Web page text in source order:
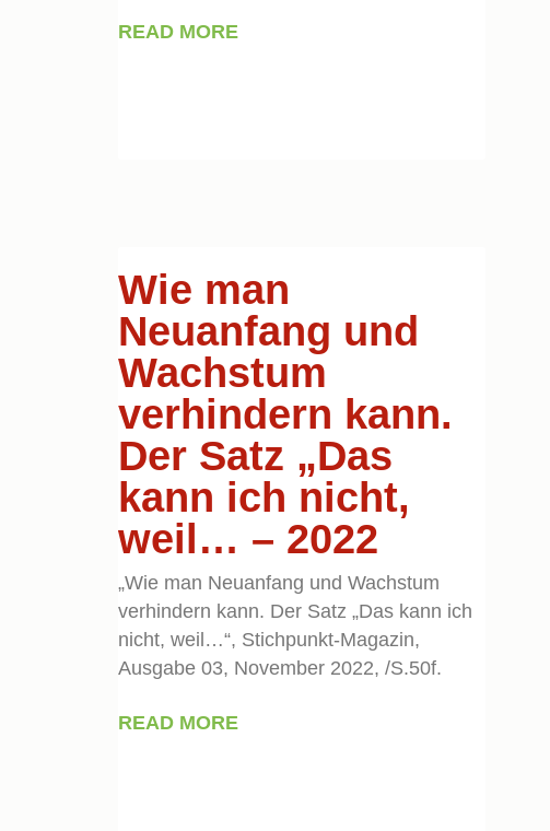
READ MORE
Wie man
Neuanfang und
Wachstum
verhindern kann.
Der Satz „Das
kann ich nicht,
weil… – 2022
„Wie man Neuanfang und Wachstum
verhindern kann. Der Satz „Das kann ich
nicht, weil…“, Stichpunkt-Magazin,
Ausgabe 03, November 2022, /S.50f.
READ MORE